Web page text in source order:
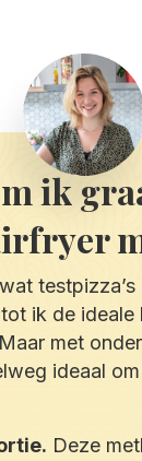
ik
ik de ideale
met
ideaal
Deze